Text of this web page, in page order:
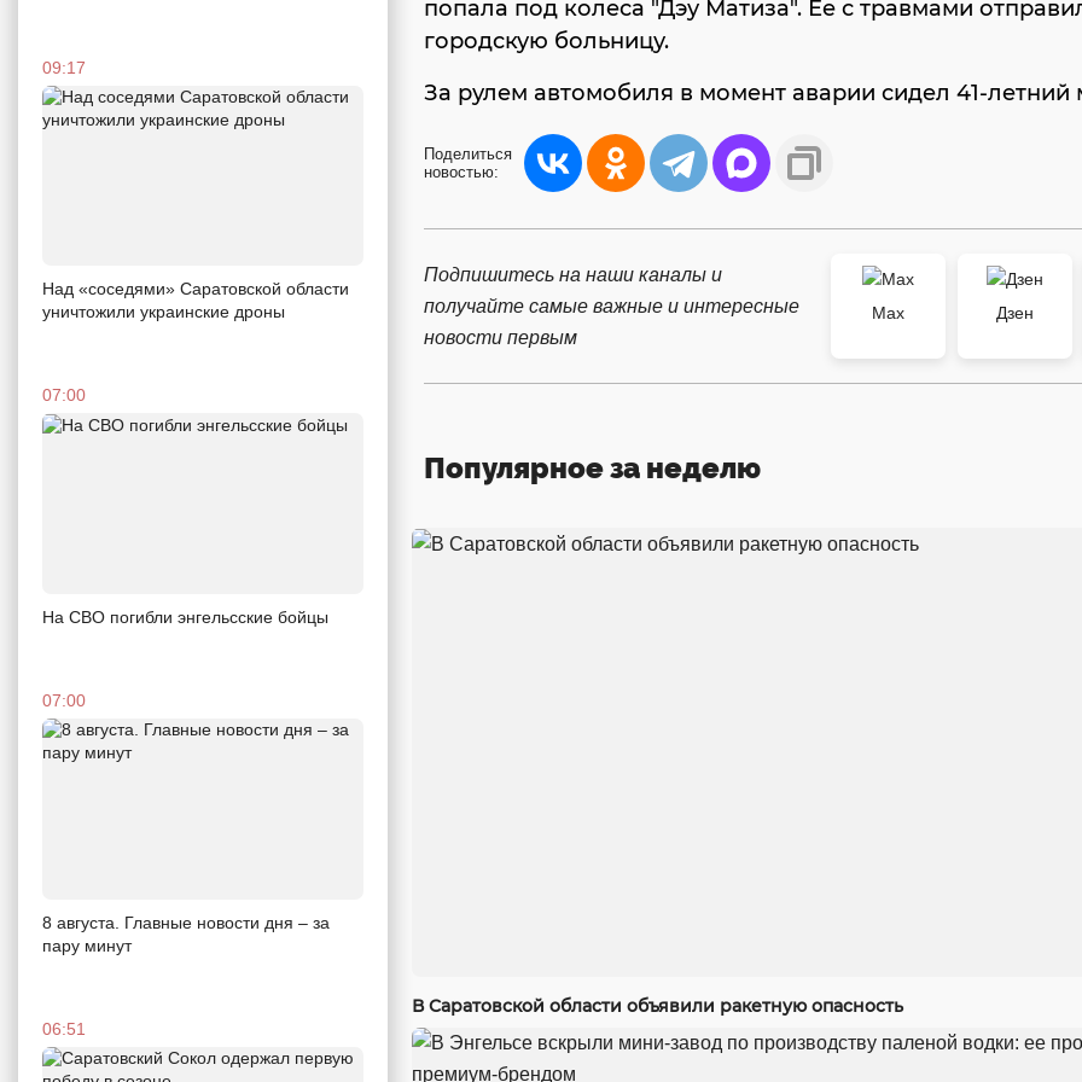
09:17
Над «соседями» Саратовской области
уничтожили украинские дроны
07:00
На СВО погибли энгельсские бойцы
07:00
8 августа. Главные новости дня – за
пару минут
06:51
попала под колеса "Дэу Матиза". Ее с травмами
городскую больницу.
За рулем автомобиля в момент аварии сидел 41-летний
Поделиться
новостью:
Подпишитесь на наши каналы и
получайте самые важные и интересные
новости первым
Max Дзен
Популярное за неделю
В Саратовской области объявили ракетную опасность